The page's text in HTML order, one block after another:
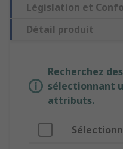
Législation et
Détail produit
Recherchez
sélectionnant
attributs.